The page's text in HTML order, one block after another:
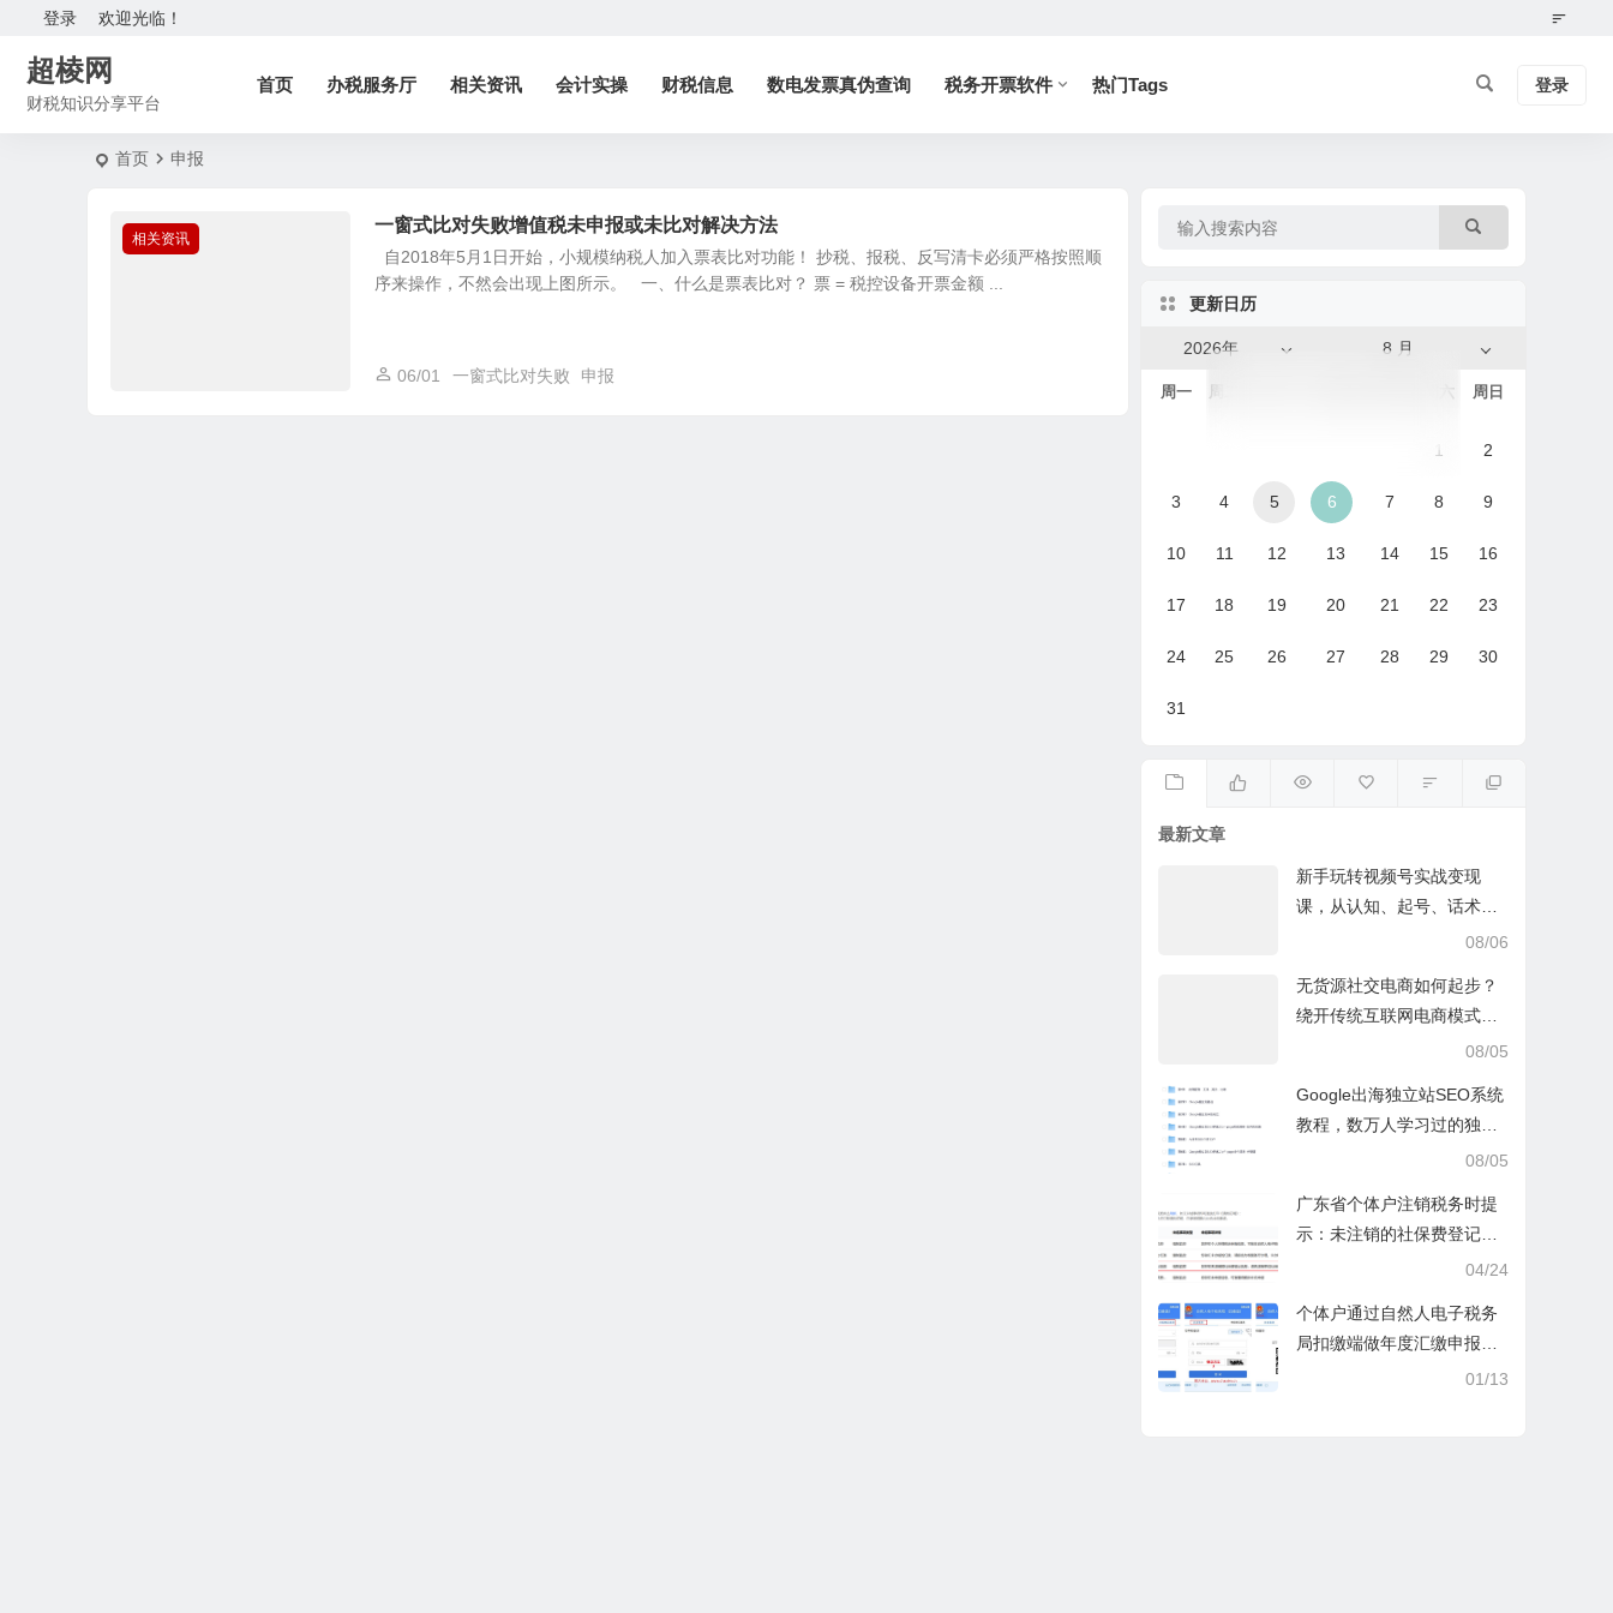
欢迎光临！
登录
超棱网
财税知识分享平台
首页 办税服务厅 相关资讯 会计实操 财税信息 数电发票真伪查询 税务开票软件 热门Tags 登录
首页 申报
相关资讯
一窗式比对失败增值税未申报或未比对解决方法
自2018年5月1日开始，小规模纳税人加入票表比对功能！ 抄税、报税、反写清卡必须严格按照顺
序来操作，不然会出现上图所示。 一、什么是票表比对？ 票 = 税控设备开票金额 ...
06/01 一窗式比对失败 申报
更新日历
8 月
2026年
周一 周六 周日
1 2
3 4 5 6 7 8 9
10 11 12 13 14 15 16
17 18 19 20 21 22 23
24 25 26 27 28 29 30
31
最新文章
新手玩转视频号实战变现
课，从认知、起号、话术、
选品、开播到投放的全链路
08/06
无货源社交电商如何起步？
绕开传统互联网电商模式撒
豆成兵，实现跨平台交易实
08/05
Google出海独立站SEO系统
教程，数万人学习过的独立
08/05
广东省个体户注销税务时提
示：未注销的社保费登记信
04/24
个体户通过自然人电子税务
局扣缴端做年度汇缴申报税
时显示要交税，不是可以免
01/13